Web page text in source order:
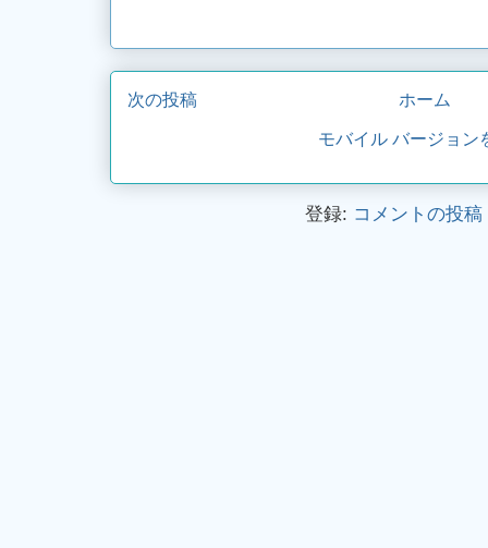
次の投稿 ホーム
モバイル バージョン
登録: コメントの投